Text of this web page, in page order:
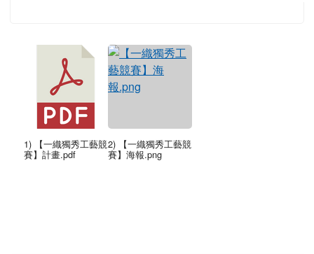
1) 【一織獨秀工藝競
賽】計畫.pdf
2) 【一織獨秀工藝競
賽】海報.png